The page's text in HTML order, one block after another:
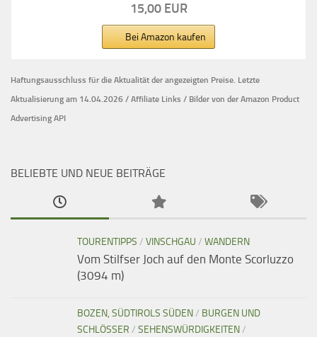
15,00 EUR
Bei Amazon kaufen
Haftungsausschluss für die Aktualität der angezeigten Preise. Letzte
Aktualisierung am 14.04.2026 / Affiliate Links / Bilder von der Amazon Product
Advertising API
BELIEBTE UND NEUE BEITRÄGE
TOURENTIPPS / VINSCHGAU / WANDERN
Vom Stilfser Joch auf den Monte Scorluzzo
(3094 m)
BOZEN, SÜDTIROLS SÜDEN/ BURGEN UND
SCHLÖSSER / SEHENSWÜRDIGKEITEN/